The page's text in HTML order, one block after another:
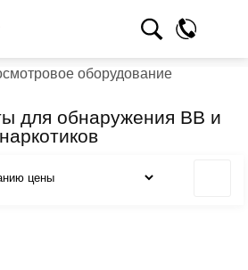
оборудование
для обнаружения ВВ и
наркотиков